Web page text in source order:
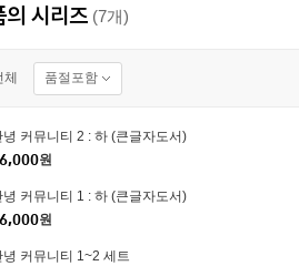
의 시리즈 (7개)
체 품절포함
녕 커뮤니티 2 : 하 (큰글자도서)
원
녕 커뮤니티 1 : 하 (큰글자도서)
원
녕 커뮤니티 1~2 세트